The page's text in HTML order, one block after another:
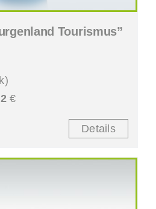
Tourismus”
€
Details